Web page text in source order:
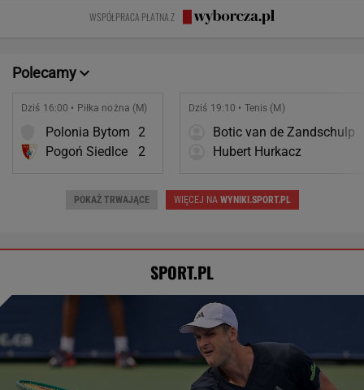
terapię, a
większość
dużej dyscyplinie
WSPÓŁPRACA PŁATNA Z
Polecamy
Dziś 16:00 • Piłka nożna (M)
Polonia Bytom
2
Pogoń Siedlce
2
Dziś 19:10 • Tenis (M)
Botic van de Zandschulp
Hubert Hurkacz
POKAŻ TRWAJĄCE WIĘCEJ NA WYNIKI.SPORT.PL
SPORT.PL